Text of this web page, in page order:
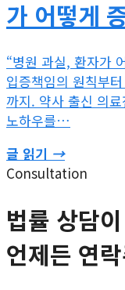
가 어떻게
“병원 과실, 환자가
입증책임의 원칙부
까지. 약사 출신 의
노하우를…
글 읽기 →
Consultation
법률 상담
언제든 연